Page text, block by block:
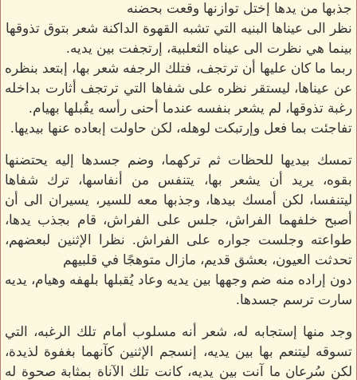
جذبها من يدها إختل توازنها وقعت بحضنه
نظر الى عيناها البنيه التي تشبه القهوة الداكنة شعر بتوق تذوقها
بينما هي نظرت الى عيناه الثعلبية، إرتجفت بين يديه.
ربما ما كان عليها أن ترتجف، فتلك الرجفه شعر بها، إبتعد بنظره
عن عيناها، ليستقر نظره على شفاها التي ترتجف أثارت بداخله
رغبة تذوقها، لم يشعر بنفسه عندما أحنى رأسه يقُبلها بهيام.
تفاجئت بما فعل وإرتبكت لوهله، لكن حاولت إبعاده عنها بيديها.
تمسك بيديها للحظات ثم تركهما، وضم جسدها إليه يحتضنها
بقوه، يريد أن يشعر بها، يتنفس من أنفاسها، ترك شفاها
ليتنفسا، لكن أمسك بيدها، وجذبها معه للسير، يسيران الى أن
أصبح خلفهما الفراش، جلس على الفراش، قام بجذب يدها،
طواعته وجلست جواره على الفراش. نظرا الإثنين لبعضهم،
تحدثت العيون، بعشق قديم، مازال متوهجًا في قلبيهم
دون إراده منه ضم وجهها بين يديه وعاد يُقبلها بلهفه وهيام، يديه
سارت ترسم جسدها.
وجد منها إستجابه له، شعر أنه مسلوب أمام تلك الرغبه، التي
تسوقه ليتنعم بها بين يديه، إنسجم الإثنين كآنهما بغفوة لذيدة،
لكن سُرعان ما آنت بين يديه، كانت تلك الآناة بمثابة صحوة له